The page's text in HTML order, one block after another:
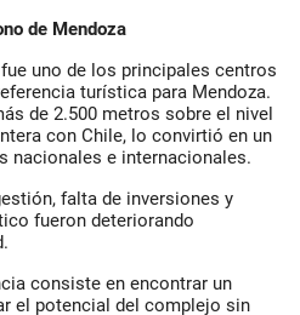
de Mendoza
uno de los principales centros
turística para Mendoza.
de 2.500 metros sobre el nivel
con Chile, lo convirtió en un
nacionales e internacionales.
falta de inversiones y
fueron deteriorando
consiste en encontrar un
el potencial del complejo sin